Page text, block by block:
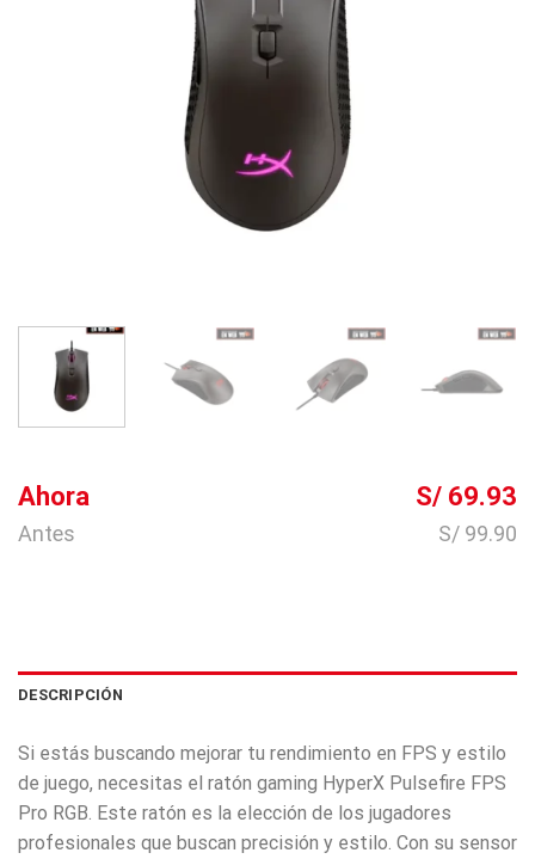
Ahora S/ 69.93
Antes S/ 99.90
DESCRIPCIÓN
Si estás buscando mejorar tu rendimiento en FPS y estilo
de juego, necesitas el ratón gaming HyperX Pulsefire FPS
Pro RGB. Este ratón es la elección de los jugadores
profesionales que buscan precisión y estilo. Con su sensor